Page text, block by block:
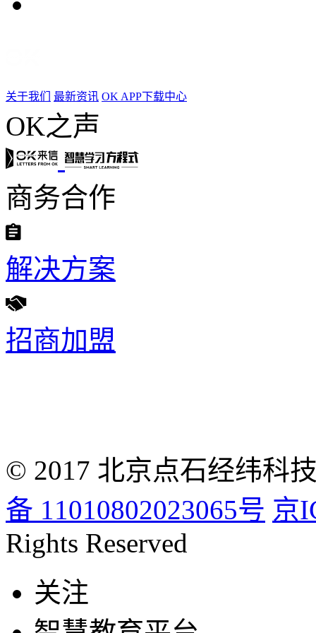
关于我们 最新资讯 OK APP下载中心
OK之声
商务合作
解决方案
招商加盟
© 2017 北京点石经纬
备 11010802023065号 京
Rights Reserved
关注